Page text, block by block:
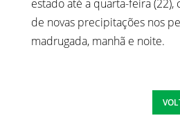
estado até a quarta-feira
de novas precipitações nos
madrugada, manhã e noite.